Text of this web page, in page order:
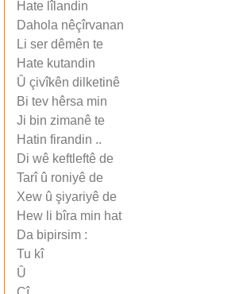
Hate lîlandin
Dahola nêçîrvanan
Li ser dêmên te
Hate kutandin
Û çivîkên dilketinê
Bi tev hêrsa min
Ji bin zimanê te
Hatin firandin ..
Di wê keftleftê de
Tarî û roniyê de
Xew û şiyariyê de
Hew li bîra min hat
Da bipirsim :
Tu kî
Û